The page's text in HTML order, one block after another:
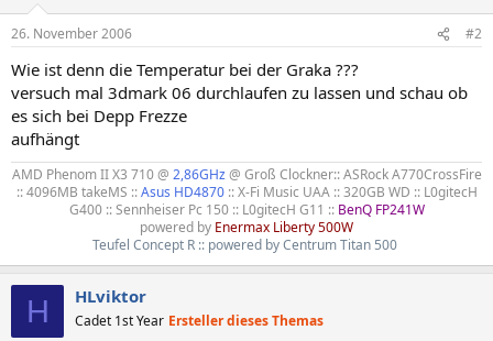
26. November 2006 #2
Wie ist denn die Temperatur bei der Graka ???
versuch mal 3dmark 06 durchlaufen zu lassen und schau ob
es sich bei Depp Frezze
aufhängt
AMD Phenom II X3 710 @ 2,86GHz@ Groß Clockner:: ASRock A770CrossFire
:: 4096MB takeMS ::Asus HD4870:: X-Fi Music UAA :: 320GB WD :: L0gitecH
G400 :: Sennheiser Pc 150 :: L0gitecH G11 :: BenQ FP241W
powered by Enermax Liberty 500W
Teufel Concept R :: powered by Centrum Titan 500
H HLviktor
Cadet 1st Year Ersteller dieses Themas